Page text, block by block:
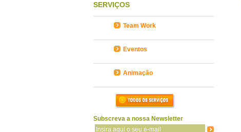
SERVIÇOS
Team Work
Eventos
Animação
Subscreva a nossa Newsletter